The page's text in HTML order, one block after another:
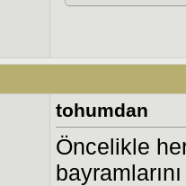
tohumdan
Öncelikle